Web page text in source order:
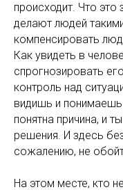
происходит. Что
делают людей
компенсировать
Как увидеть в
спрогнозировать
контроль над
видишь и понимаешь
понятна причина, и
решения. И здесь
сожалению, не
На этом месте, кто